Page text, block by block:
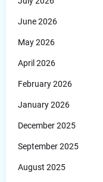
June 2026
May 2026
April 2026
February 2026
January 2026
December 2025
September 2025
August 2025